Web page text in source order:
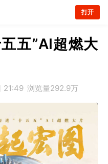
打开
五”AI超燃大
21:49 浏览量292.9万